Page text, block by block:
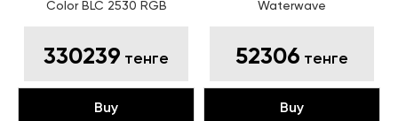
Color BLC 2530 RGB
330239 тенге
Buy
Waterwave
52306 тенге
Buy